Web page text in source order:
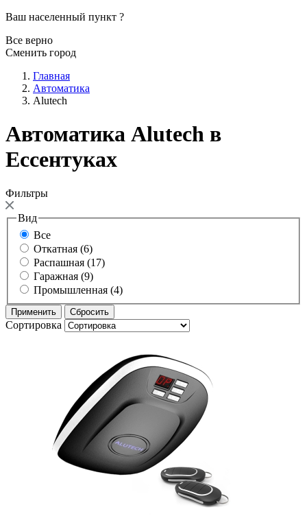
Ваш населенный пункт ?
Все верно
Сменить город
Главная
Автоматика
Alutech
Автоматика Alutech в
Ессентуках
Фильтры
Вид
Все
Откатная (6)
Распашная (17)
Гаражная (9)
Промышленная (4)
Сортировка